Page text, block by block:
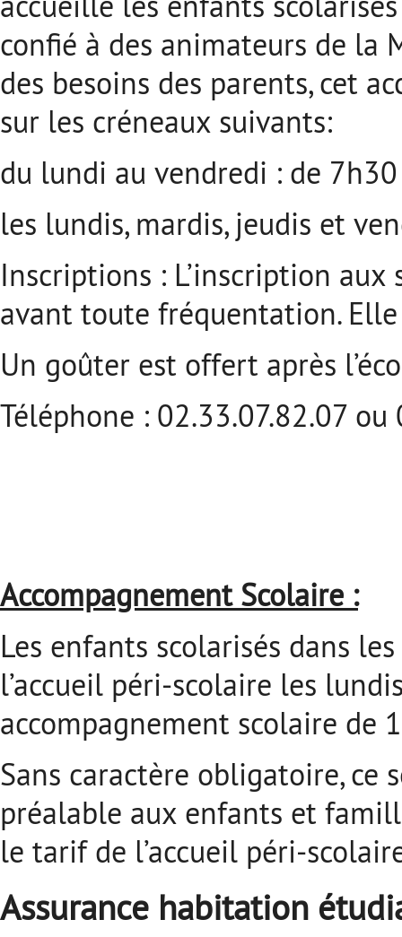
confié à des animateurs de la
des besoins des parents, cet
sur les créneaux suivants:
du lundi au vendredi : de
les lundis, mardis, jeudis et
Inscriptions : L’inscription
avant toute fréquentation.
Un goûter est offert après
Téléphone : 02.33.07.82.07
Accompagnement Scolaire :
Les enfants scolarisés dans
l’accueil péri-scolaire les
accompagnement scolaire de
Sans caractère obligatoire, ce
préalable aux enfants et
le tarif de l’accueil péri-
Assurance habitation